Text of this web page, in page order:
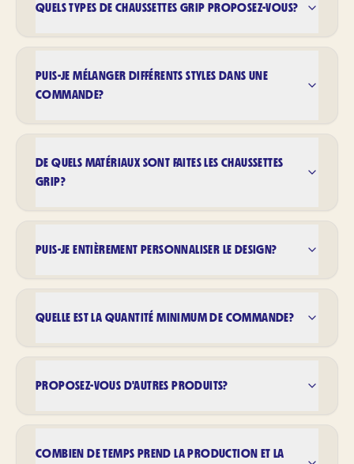
QUELS TYPES DE CHAUSSETTES GRIP PROPOSEZ-VOUS?
PUIS-JE MÉLANGER DIFFÉRENTS STYLES DANS UNE
COMMANDE?
DE QUELS MATÉRIAUX SONT FAITES LES CHAUSSETTES
GRIP?
PUIS-JE ENTIÈREMENT PERSONNALISER LE DESIGN?
QUELLE EST LA QUANTITÉ MINIMUM DE COMMANDE?
PROPOSEZ-VOUS D'AUTRES PRODUITS?
COMBIEN DE TEMPS PREND LA PRODUCTION ET LA